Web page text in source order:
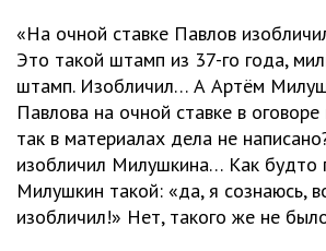
«На очной ставке Павлов
Это такой штамп из 37-го года,
штамп. Изобличил… А Артём
Павлова на очной ставке в
так в материалах дела не
изобличил Милушкина… Как будто
Милушкин такой: «да, я сознаюсь,
изобличил!» Нет, такого же не